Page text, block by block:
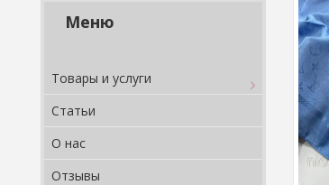
Товары и услуги
Статьи
О нас
Отзывы